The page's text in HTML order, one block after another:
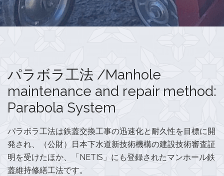
パラボラ工法 /Manhole
maintenance and repair method:
Parabola System
パラボラ工法は鉄蓋交換工事の迅速化と耐久性を目標に開
発され、（公財）日本下水道新技術機構の建設技術審査証
明を受けたほか、「NETIS」にも登録されたマンホール鉄
蓋維持修繕工法です。